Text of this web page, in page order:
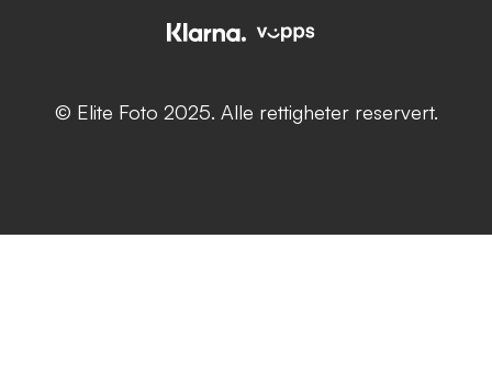
© Elite Foto 2025. Alle rettigheter reservert.